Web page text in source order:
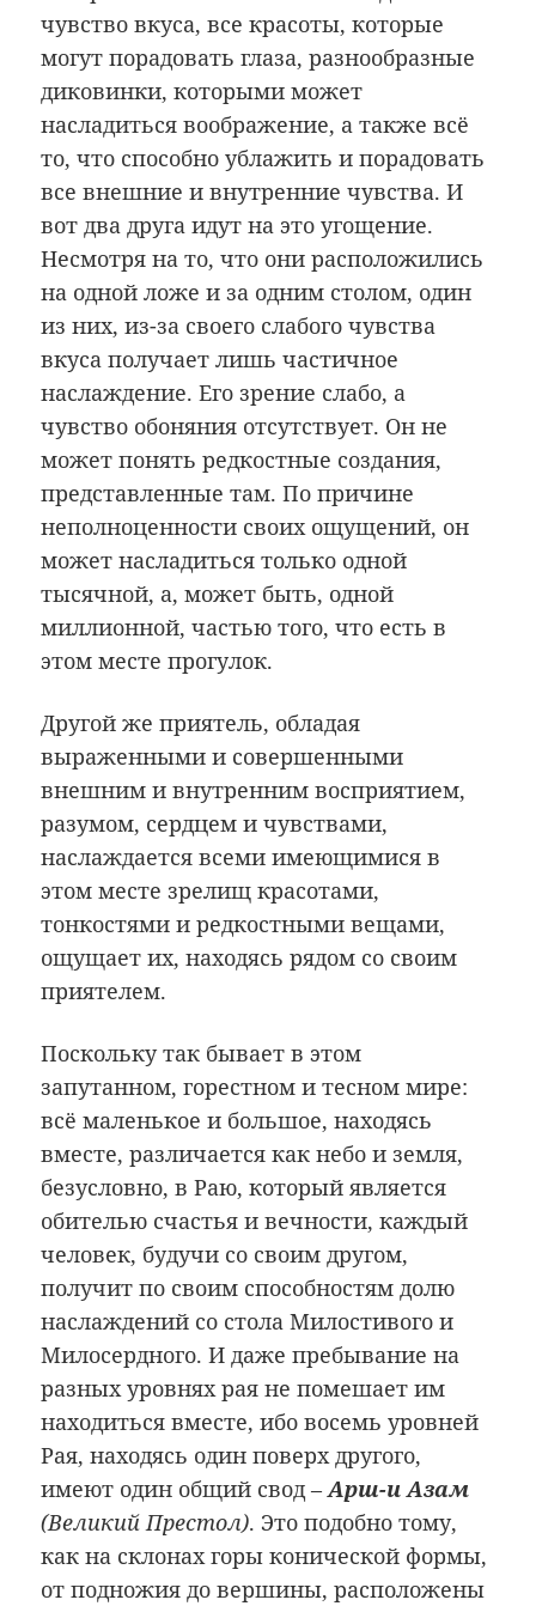
чувство вкуса, все красоты, которые
могут порадовать глаза, разнообразные
диковинки, которыми может
насладиться воображение, а также всё
то, что способно ублажить и порадовать
все внешние и внутренние чувства. И
вот два друга идут на это угощение.
Несмотря на то, что они расположились
на одной ложе и за одним столом, один
из них, из-за своего слабого чувства
вкуса получает лишь частичное
наслаждение. Его зрение слабо, а
чувство обоняния отсутствует. Он не
может понять редкостные создания,
представленные там. По причине
неполноценности своих ощущений, он
может насладиться только одной
тысячной, а, может быть, одной
миллионной, частью того, что есть в
этом месте прогулок.
Другой же приятель, обладая
выраженными и совершенными
внешним и внутренним восприятием,
разумом, сердцем и чувствами,
наслаждается всеми имеющимися в
этом месте зрелищ красотами,
тонкостями и редкостными вещами,
ощущает их, находясь рядом со своим
приятелем.
Поскольку так бывает в этом
запутанном, горестном и тесном мире:
всё маленькое и большое, находясь
вместе, различается как небо и земля,
безусловно, в Раю, который является
обителью счастья и вечности, каждый
человек, будучи со своим другом,
получит по своим способностям долю
наслаждений со стола Милостивого и
Милосердного. И даже пребывание на
разных уровнях рая не помешает им
находиться вместе, ибо восемь уровней
Рая, находясь один поверх другого,
имеют один общий свод –Арш-и Азам
(Великий Престол). Это подобно тому,
как на склонах горы конической формы,
от подножия до вершины, расположены